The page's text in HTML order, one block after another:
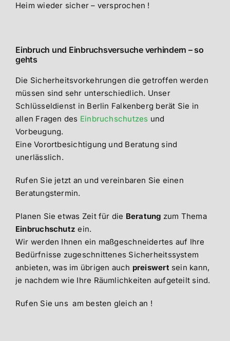
Heim wieder sicher – versprochen !
Einbruch und Einbruchsversuche verhindern – so
gehts
Die Sicherheitsvorkehrungen die getroffen werden
müssen sind sehr unterschiedlich. Unser
Schlüsseldienst in Berlin Falkenberg berät Sie in
allen Fragen des Einbruchschutzes und
Vorbeugung.
Eine Vorortbesichtigung und Beratung sind
unerlässlich.
Rufen Sie jetzt an und vereinbaren Sie einen
Beratungstermin.
Planen Sie etwas Zeit für die Beratung zum Thema
Einbruchschutz ein.
Wir werden Ihnen ein maßgeschneidertes auf Ihre
Bedürfnisse zugeschnittenes Sicherheitssystem
anbieten, was im übrigen auch preiswertsein kann,
je nachdem wie Ihre Räumlichkeiten aufgeteilt sind.
Rufen Sie uns am besten gleich an !